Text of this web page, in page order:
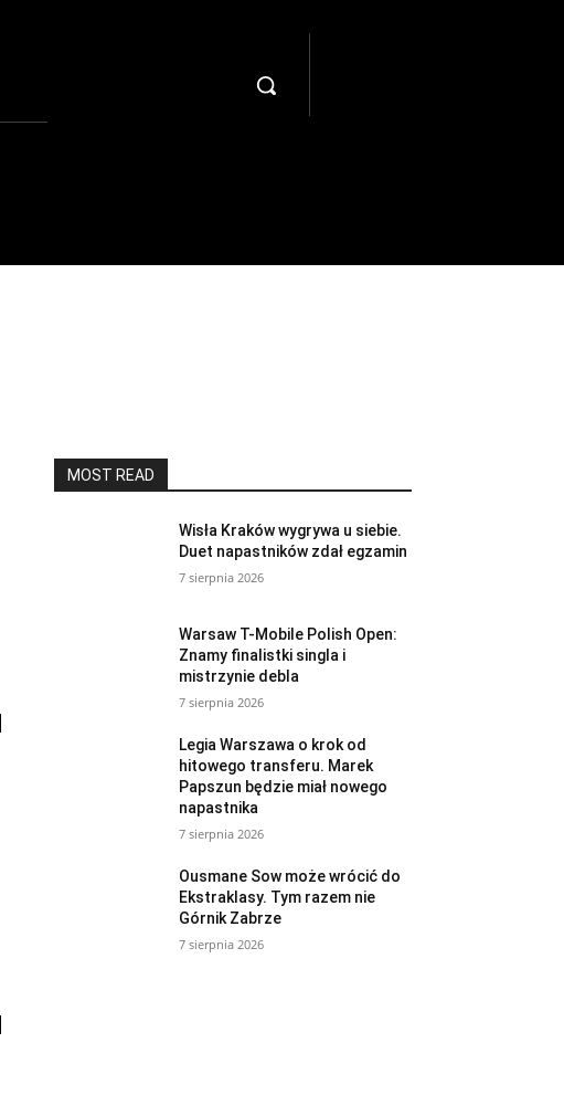
MOST READ
Wisła Kraków wygrywa u siebie.
Duet napastników zdał egzamin
7 sierpnia 2026
Warsaw T-Mobile Polish Open:
Znamy finalistki singla i
mistrzynie debla
7 sierpnia 2026
Legia Warszawa o krok od
hitowego transferu. Marek
Papszun będzie miał nowego
napastnika
7 sierpnia 2026
Ousmane Sow może wrócić do
Ekstraklasy. Tym razem nie
Górnik Zabrze
7 sierpnia 2026